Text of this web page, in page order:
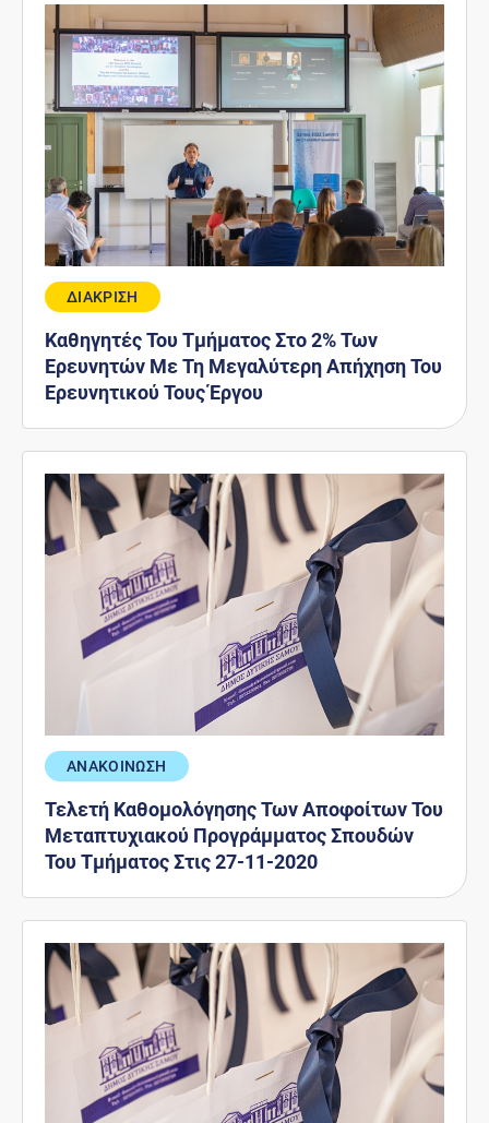
ΔΙΑΚΡΙΣΗ
Καθηγητές Του Τμήματος Στο 2% Των
Ερευνητών Με Τη Μεγαλύτερη Απήχηση Του
Ερευνητικού Τους Έργου
ΑΝΑΚΟΙΝΩΣΗ
Τελετή Καθοµολόγησης Των Αποφοίτων Του
Μεταπτυχιακού Προγράμματος Σπουδών
Του Τµήµατος Στις 27-11-2020